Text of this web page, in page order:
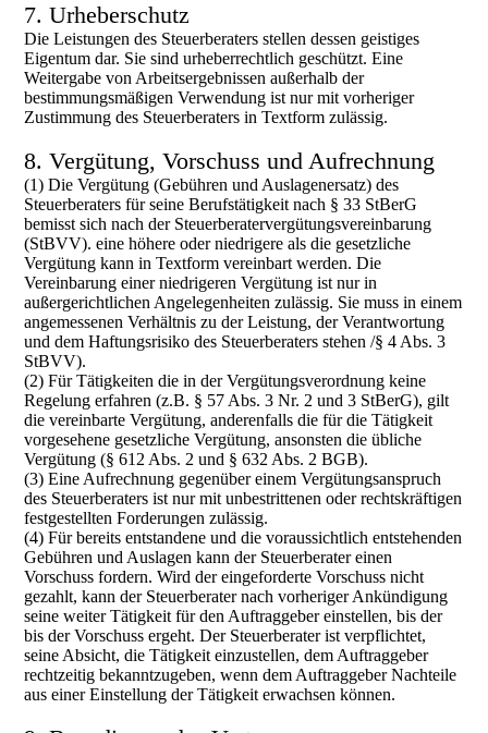
7. Urheberschutz
Die Leistungen des Steuerberaters stellen dessen geistiges
Eigentum dar. Sie sind urheberrechtlich geschützt. Eine
Weitergabe von Arbeitsergebnissen außerhalb der
bestimmungsmäßigen Verwendung ist nur mit vorheriger
Zustimmung des Steuerberaters in Textform zulässig.
8. Vergütung, Vorschuss und Aufrechnung
(1) Die Vergütung (Gebühren und Auslagenersatz) des
Steuerberaters für seine Berufstätigkeit nach § 33 StBerG
bemisst sich nach der Steuerberatervergütungsvereinbarung
(StBVV). eine höhere oder niedrigere als die gesetzliche
Vergütung kann in Textform vereinbart werden. Die
Vereinbarung einer niedrigeren Vergütung ist nur in
außergerichtlichen Angelegenheiten zulässig. Sie muss in einem
angemessenen Verhältnis zu der Leistung, der Verantwortung
und dem Haftungsrisiko des Steuerberaters stehen /§ 4 Abs. 3
StBVV).
(2) Für Tätigkeiten die in der Vergütungsverordnung keine
Regelung erfahren (z.B. § 57 Abs. 3 Nr. 2 und 3 StBerG), gilt
die vereinbarte Vergütung, anderenfalls die für die Tätigkeit
vorgesehene gesetzliche Vergütung, ansonsten die übliche
Vergütung (§ 612 Abs. 2 und § 632 Abs. 2 BGB).
(3) Eine Aufrechnung gegenüber einem Vergütungsanspruch
des Steuerberaters ist nur mit unbestrittenen oder rechtskräftigen
festgestellten Forderungen zulässig.
(4) Für bereits entstandene und die voraussichtlich entstehenden
Gebühren und Auslagen kann der Steuerberater einen
Vorschuss fordern. Wird der eingeforderte Vorschuss nicht
gezahlt, kann der Steuerberater nach vorheriger Ankündigung
seine weiter Tätigkeit für den Auftraggeber einstellen, bis der
bis der Vorschuss ergeht. Der Steuerberater ist verpflichtet,
seine Absicht, die Tätigkeit einzustellen, dem Auftraggeber
rechtzeitig bekanntzugeben, wenn dem Auftraggeber Nachteile
aus einer Einstellung der Tätigkeit erwachsen können.